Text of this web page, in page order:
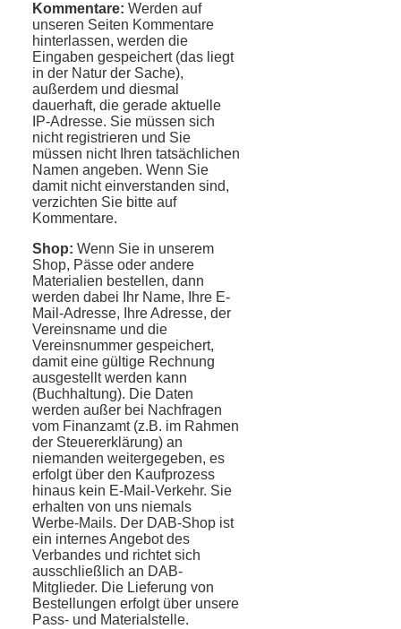
Kommentare: Werden auf
unseren Seiten Kommentare
hinterlassen, werden die
Eingaben gespeichert (das liegt
in der Natur der Sache),
außerdem und diesmal
dauerhaft, die gerade aktuelle
IP-Adresse. Sie müssen sich
nicht registrieren und Sie
müssen nicht Ihren tatsächlichen
Namen angeben. Wenn Sie
damit nicht einverstanden sind,
verzichten Sie bitte auf
Kommentare.
Shop: Wenn Sie in unserem
Shop, Pässe oder andere
Materialien bestellen, dann
werden dabei Ihr Name, Ihre E-
Mail-Adresse, Ihre Adresse, der
Vereinsname und die
Vereinsnummer gespeichert,
damit eine gültige Rechnung
ausgestellt werden kann
(Buchhaltung). Die Daten
werden außer bei Nachfragen
vom Finanzamt (z.B. im Rahmen
der Steuererklärung) an
niemanden weitergegeben, es
erfolgt über den Kaufprozess
hinaus kein E-Mail-Verkehr. Sie
erhalten von uns niemals
Werbe-Mails. Der DAB-Shop ist
ein internes Angebot des
Verbandes und richtet sich
ausschließlich an DAB-
Mitglieder. Die Lieferung von
Bestellungen erfolgt über unsere
Pass- und Materialstelle.